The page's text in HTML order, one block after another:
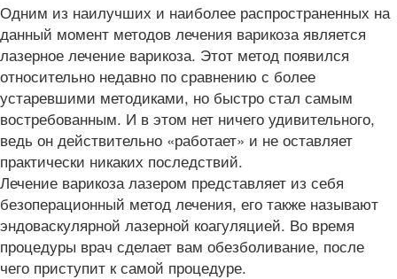
Одним из наилучших и наиболее распространенных на
данный момент методов лечения варикоза является
лазерное лечение варикоза. Этот метод появился
относительно недавно по сравнению с более
устаревшими методиками, но быстро стал самым
востребованным. И в этом нет ничего удивительного,
ведь он действительно «работает» и не оставляет
практически никаких последствий.
Лечение варикоза лазером представляет из себя
безоперационный метод лечения, его также называют
эндоваскулярной лазерной коагуляцией. Во время
процедуры врач сделает вам обезболивание, после
чего приступит к самой процедуре.